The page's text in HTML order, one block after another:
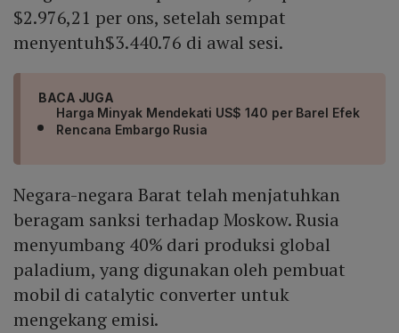
$2.976,21 per ons, setelah sempat
menyentuh$3.440.76 di awal sesi.
BACA JUGA
Harga Minyak Mendekati US$ 140 per Barel Efek
Rencana Embargo Rusia
Negara-negara Barat telah menjatuhkan
beragam sanksi terhadap Moskow. Rusia
menyumbang 40% dari produksi global
paladium, yang digunakan oleh pembuat
mobil di catalytic converter untuk
mengekang emisi.